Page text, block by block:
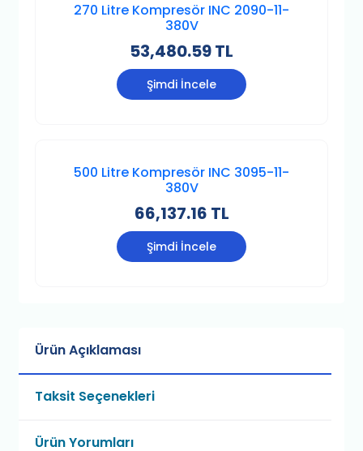
270 Litre Kompresör INC 2090-11-
380V
53,480.59 TL
Şimdi İncele
500 Litre Kompresör INC 3095-11-
380V
66,137.16 TL
Şimdi İncele
Ürün Açıklaması
Taksit Seçenekleri
Ürün Yorumları